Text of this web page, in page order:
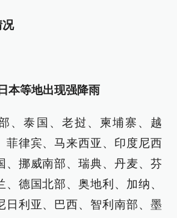
况
本等地出现强降雨
、泰国、老挝、柬埔寨、越
菲律宾、马来西亚、印度尼西
、挪威南部、瑞典、丹麦、芬
、德国北部、奥地利、加纳、
日利亚、巴西、智利南部、墨